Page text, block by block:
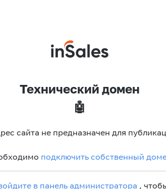
Технический домен
🤖
сайта не предназначен для
подключить собственный
в панель администратора ,